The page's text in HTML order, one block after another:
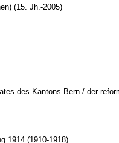
(15. Jh.-2005)
des Kantons Bern / der
1914 (1910-1918)